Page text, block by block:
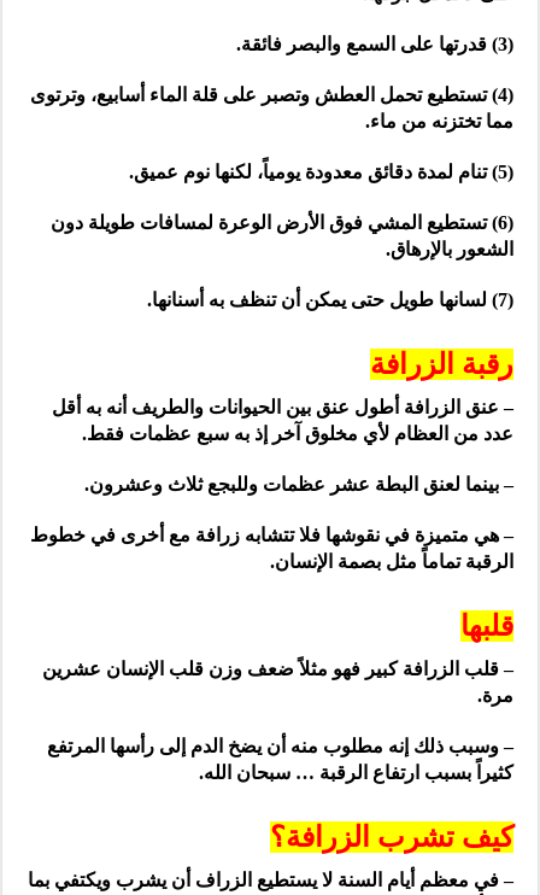
(3) قدرتها على السمع والبصر فائقة.
(4) تستطيع تحمل العطش وتصبر على قلة الماء أسابيع، وترتوى
مما تختزنه من ماء.
(5) تنام لمدة دقائق معدودة يومياً، لكنها نوم عميق.
(6) تستطيع المشي فوق الأرض الوعرة لمسافات طويلة دون
الشعور بالإرهاق.
(7) لسانها طويل حتى يمكن أن تنظف به أسنانها.
رقبة الزرافة
– عنق الزرافة أطول عنق بين الحيوانات والطريف أنه به أقل
عدد من العظام لأي مخلوق آخر إذ به سبع عظمات فقط.
– بينما لعنق البطة عشر عظمات وللبجع ثلاث وعشرون.
– هي متميزة في نقوشها فلا تتشابه زرافة مع أخرى في خطوط
الرقبة تماماً مثل بصمة الإنسان.
قلبها
– قلب الزرافة كبير فهو مثلاً ضعف وزن قلب الإنسان عشرين
مرة.
– وسبب ذلك إنه مطلوب منه أن يضخ الدم إلى رأسها المرتفع
كثيراً بسبب ارتفاع الرقبة … سبحان الله.
كيف تشرب الزرافة؟
– في معظم أيام السنة لا يستطيع الزراف أن يشرب ويكتفي بما